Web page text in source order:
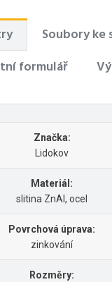
Soubory ke
formulář
Značka:
Lidokov
Materiál:
slitina ZnAl, ocel
Povrchová úprava:
zinkování
Rozměry: